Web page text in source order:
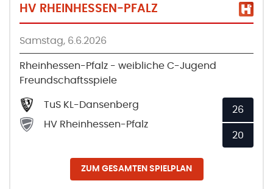
HV RHEINHESSEN-PFALZ
Samstag, 6.6.2026
Rheinhessen-Pfalz - weibliche C-Jugend
Freundschaftsspiele
TuS KL-Dansenberg
HV Rheinhessen-Pfalz
26
20
ZUM GESAMTEN SPIELPLAN